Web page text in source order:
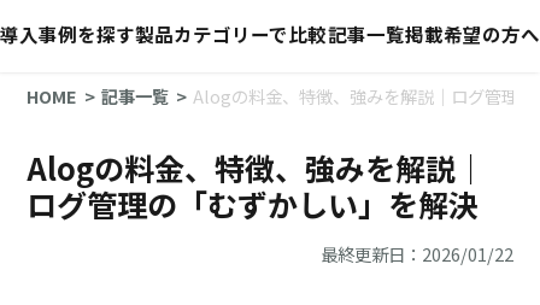
導入事例を探す製品カテゴリーで比較記事一覧掲載希望の方へ
HOME 記事一覧 Alogの料金、特徴、強みを解説｜ログ管理
Alogの料金、特徴、強みを解説｜
ログ管理の「むずかしい」を解決
最終更新日：2026/01/22